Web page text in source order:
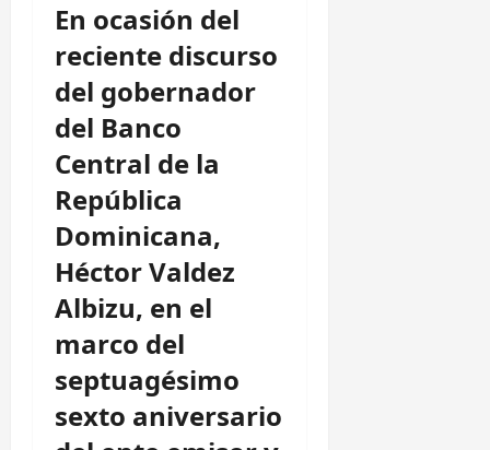
En ocasión del
reciente discurso
del gobernador
del Banco
Central de la
República
Dominicana,
Héctor Valdez
Albizu, en el
marco del
septuagésimo
sexto aniversario